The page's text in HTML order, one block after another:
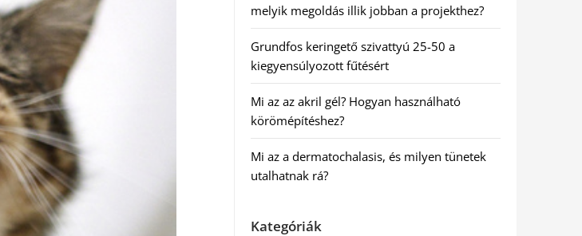
melyik megoldás illik jobban a projekthez?
Grundfos keringető szivattyú 25-50 a
kiegyensúlyozott fűtésért
Mi az az akril gél? Hogyan használható
körömépítéshez?
Mi az a dermatochalasis, és milyen tünetek
utalhatnak rá?
Kategóriák